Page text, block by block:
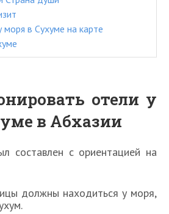
в Сухуме на карте
отели у
в Абхазии
составлен с ориентацией на
должны находиться у моря,